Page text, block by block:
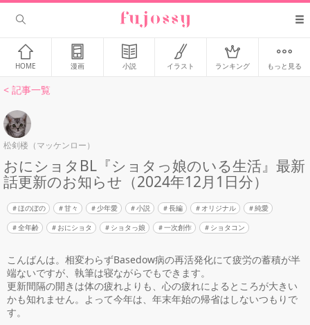
HOME 漫画 小説 イラスト ランキング もっと見る
< 記事一覧
松剣楼（マッケンロー）
おにショタBL『ショタっ娘のいる生活』最新
話更新のお知らせ（2024年12月1日分）
ほのぼの 甘々 少年愛 小説 長編 オリジナル
純愛
全年齢
おにショタ ショタっ娘 一次創作 ショタコン
こんばんは。相変わらずBasedow病の再活発化にて疲労の蓄積が半
端ないですが、執筆は寝ながらでもできます。
更新間隔の開きは体の疲れよりも、心の疲れによるところが大きい
かも知れません。よって今年は、年末年始の帰省はしないつもりで
す。